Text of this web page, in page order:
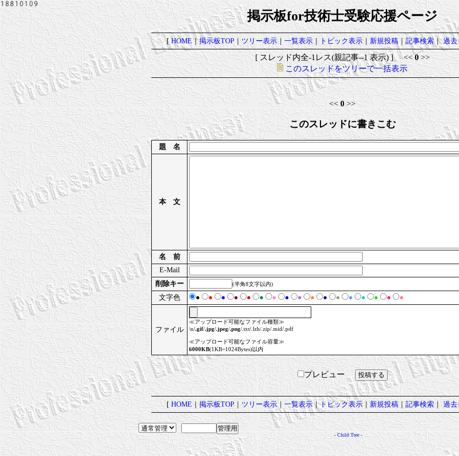
掲示板for技術士受験応援ページ
[HOME｜掲示板TOP｜ツリー表示｜一覧表示｜トピック表示｜新規投稿｜記事検索｜過去
[ スレッド内全-1レス(親記事--1 表示) ] <<0>>
このスレッドをツリーで一括表示
<<0>>
このスレッドに書きこむ
題 名
本 文
名 前
E-Mail
削除キー
(半角8文字以内)
文字色 ● ● ● ● ● ● ● ● ● ● ● ● ● ● ● ● ●
ファイル
≪アップロード可能なファイル種類≫
\n/.gif/.jpg/.jpeg/.png/.txt/.lzh/.zip/.mid/.pdf
≪アップロード可能なファイル容量≫
6000KB(1KB=1024Bytes)以内
プレビュー
[HOME｜掲示板TOP｜ツリー表示｜一覧表示｜トピック表示｜新規投稿｜記事検索｜過去
-Child Tree-